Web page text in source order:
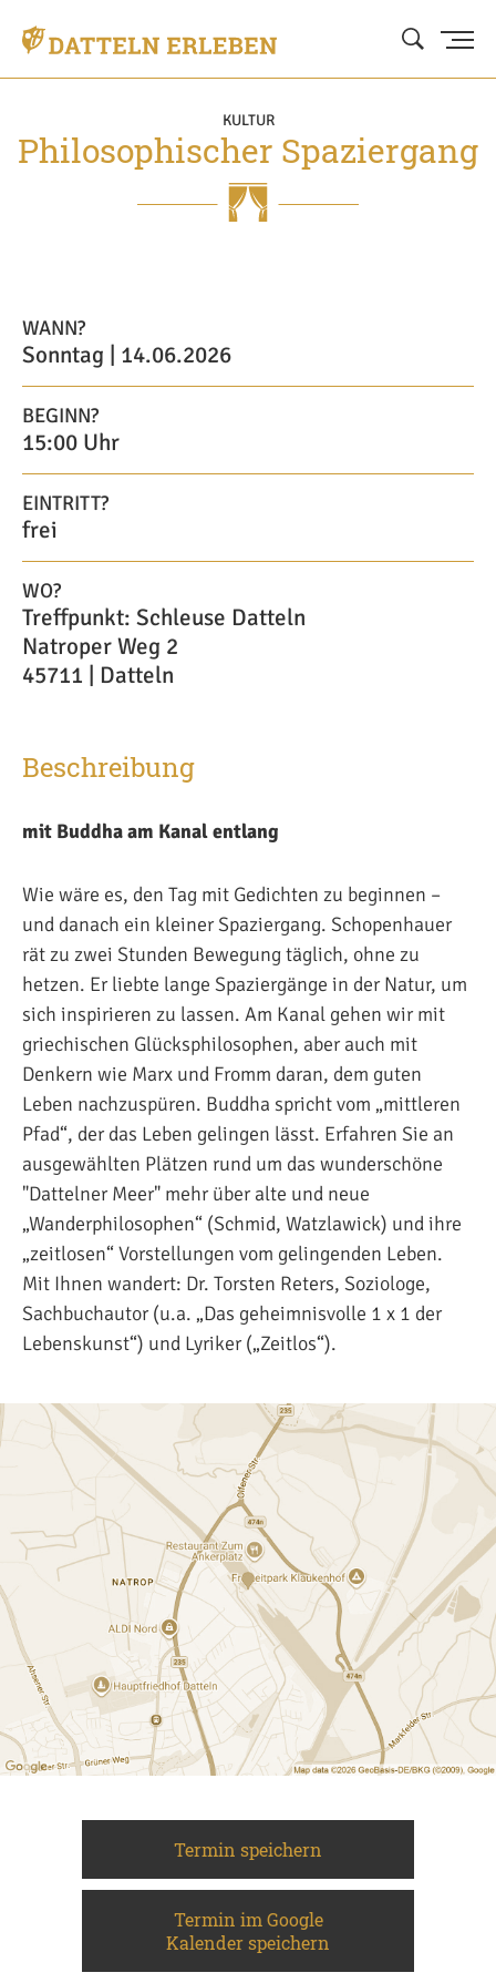
KULTUR
Philosophischer Spaziergang
WANN?
Sonntag | 14.06.2026
BEGINN?
15:00 Uhr
EINTRITT?
frei
WO?
Treffpunkt: Schleuse Datteln
Natroper Weg 2
45711 | Datteln
Beschreibung
mit Buddha am Kanal entlang
Wie wäre es, den Tag mit Gedichten zu beginnen –
und danach ein kleiner Spaziergang. Schopenhauer
rät zu zwei Stunden Bewegung täglich, ohne zu
hetzen. Er liebte lange Spaziergänge in der Natur, um
sich inspirieren zu lassen. Am Kanal gehen wir mit
griechischen Glücksphilosophen, aber auch mit
Denkern wie Marx und Fromm daran, dem guten
Leben nachzuspüren. Buddha spricht vom „mittleren
Pfad“, der das Leben gelingen lässt. Erfahren Sie an
ausgewählten Plätzen rund um das wunderschöne
"Dattelner Meer" mehr über alte und neue
„Wanderphilosophen“ (Schmid, Watzlawick) und ihre
„zeitlosen“ Vorstellungen vom gelingenden Leben.
Mit Ihnen wandert: Dr. Torsten Reters, Soziologe,
Sachbuchautor (u.a. „Das geheimnisvolle 1 x 1 der
Lebenskunst“) und Lyriker („Zeitlos“).
Termin speichern
Termin im Google
Kalender speichern